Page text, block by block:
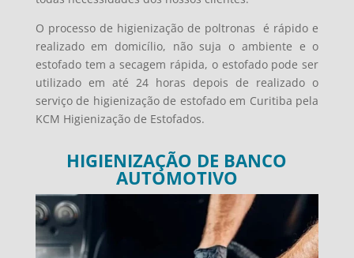
O processo de higienização de poltronas é rápido e
realizado em domicílio, não suja o ambiente e o
estofado tem a secagem rápida, o estofado pode ser
utilizado em até 24 horas depois de realizado o
serviço de higienização de estofado em Curitiba pela
KCM Higienização de Estofados.
HIGIENIZAÇÃO DE BANCO
AUTOMOTIVO